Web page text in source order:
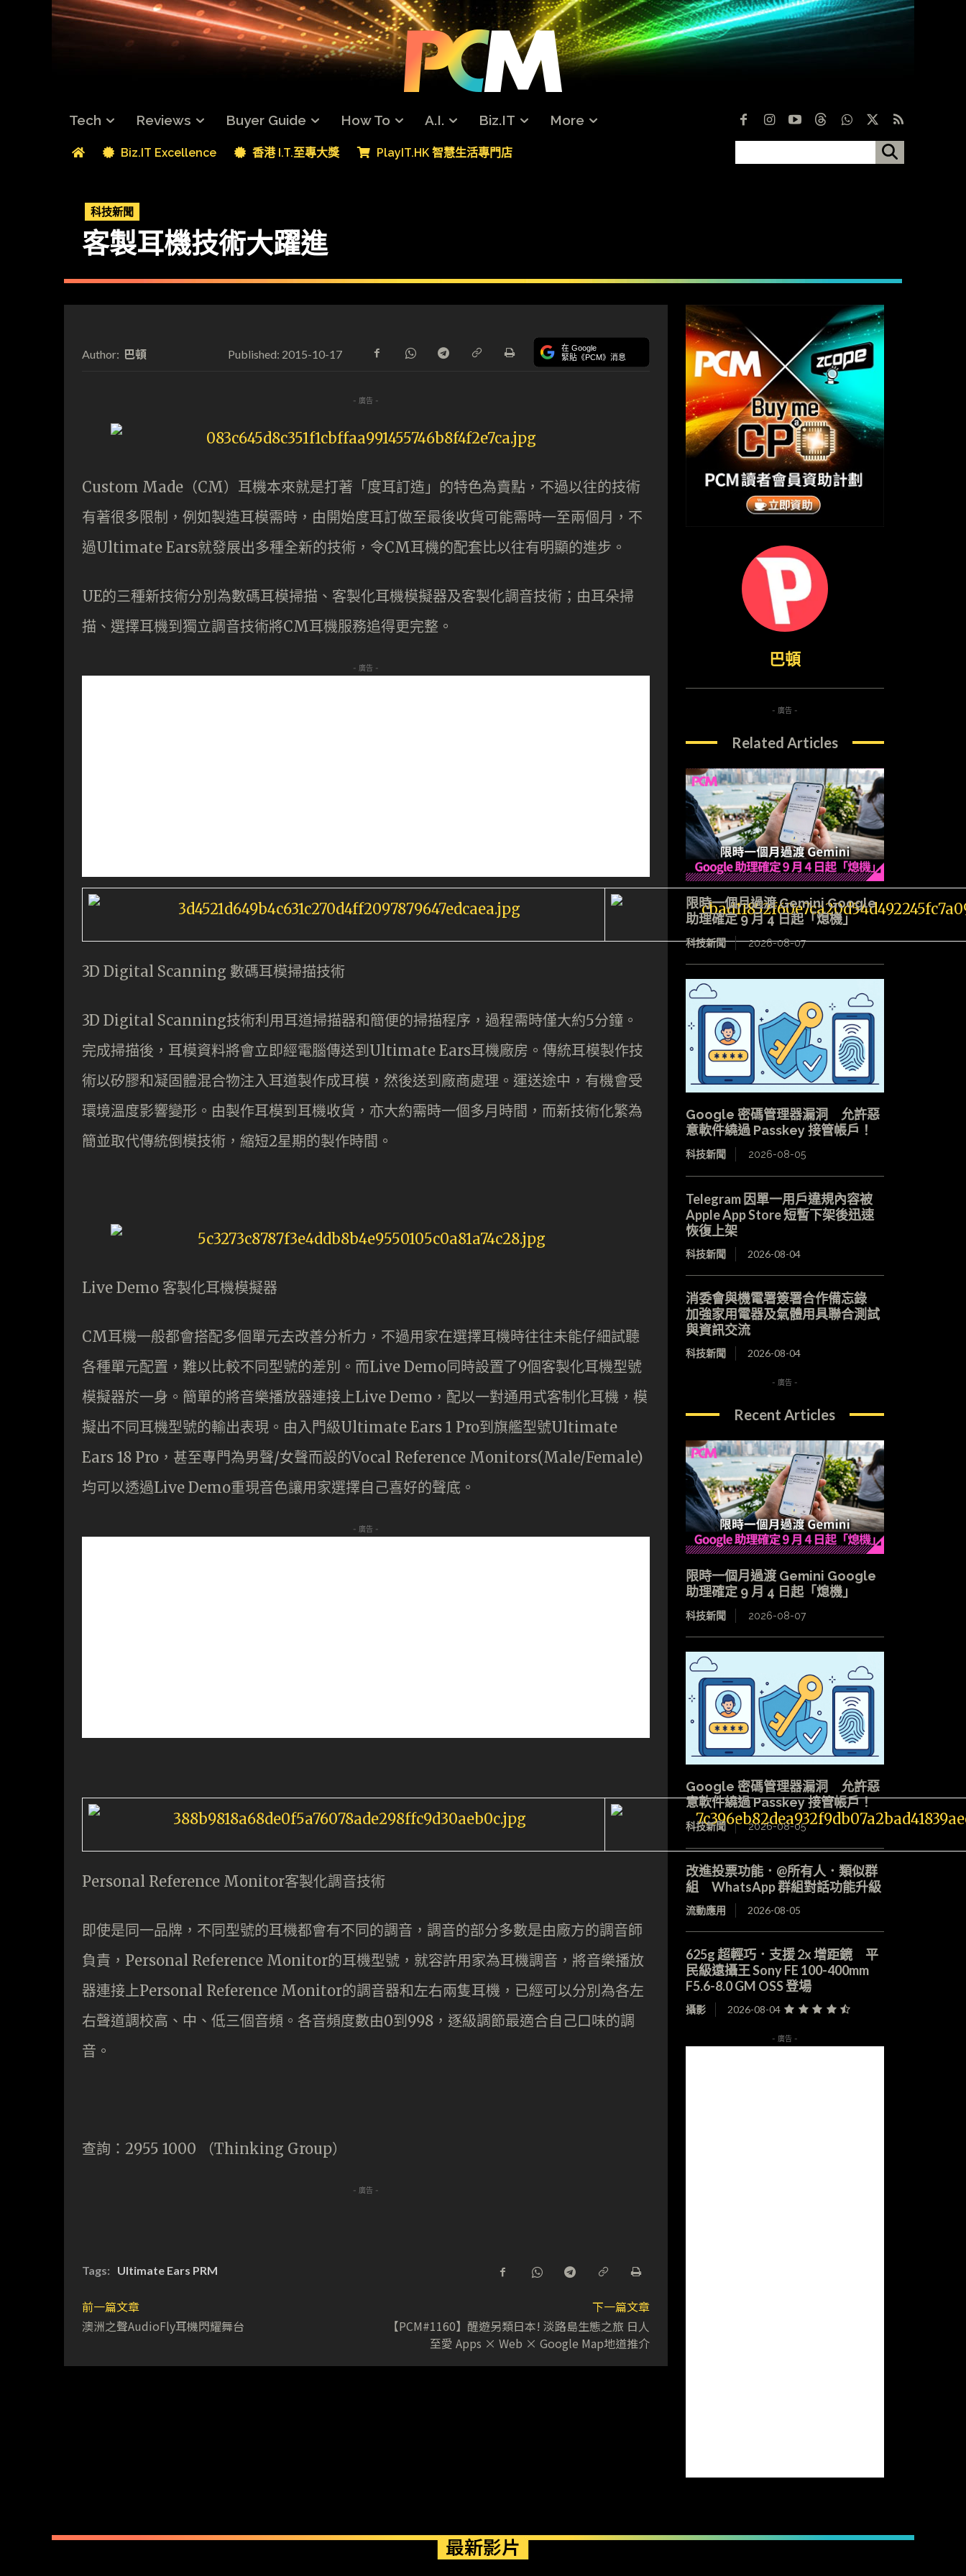
Tech Reviews Buyer Guide How To A.I. Biz.IT More
Biz.IT Excellence 香港 I.T.至專大獎 PlayIT.HK 智慧生活專門店
科技新聞
客製耳機技術大躍進
Author: 巴頓 Published: 2015-10-17 在 Google
緊貼《PCM》消息
- 廣告 -
Custom Made（CM）耳機本來就是打著「度耳訂造」的特色為賣點，不過以往的技術
有著很多限制，例如製造耳模需時，由開始度耳訂做至最後收貨可能需時一至兩個月，不
過Ultimate Ears就發展出多種全新的技術，令CM耳機的配套比以往有明顯的進步。
UE的三種新技術分別為數碼耳模掃描、客製化耳機模擬器及客製化調音技術；由耳朵掃
描、選擇耳機到獨立調音技術將CM耳機服務追得更完整。
- 廣告 -
3D Digital Scanning 數碼耳模掃描技術
3D Digital Scanning技術利用耳道掃描器和簡便的掃描程序，過程需時僅大約5分鐘。
完成掃描後，耳模資料將會立即經電腦傳送到Ultimate Ears耳機廠房。傳統耳模製作技
術以矽膠和凝固體混合物注入耳道製作成耳模，然後送到廠商處理。運送途中，有機會受
環境溫度影響變形。由製作耳模到耳機收貨，亦大約需時一個多月時間，而新技術化繁為
簡並取代傳統倒模技術，縮短2星期的製作時間。
Live Demo 客製化耳機模擬器
CM耳機一般都會搭配多個單元去改善分析力，不過用家在選擇耳機時往往未能仔細試聽
各種單元配置，難以比較不同型號的差別。而Live Demo同時設置了9個客製化耳機型號
模擬器於一身。簡單的將音樂播放器連接上Live Demo，配以一對通用式客制化耳機，模
擬出不同耳機型號的輸出表現。由入門級Ultimate Ears 1 Pro到旗艦型號Ultimate
Ears 18 Pro，甚至專門為男聲/女聲而設的Vocal Reference Monitors(Male/Female)
均可以透過Live Demo重現音色讓用家選擇自己喜好的聲底。
- 廣告 -
Personal Reference Monitor客製化調音技術
即使是同一品牌，不同型號的耳機都會有不同的調音，調音的部分多數是由廠方的調音師
負責，Personal Reference Monitor的耳機型號，就容許用家為耳機調音，將音樂播放
器連接上Personal Reference Monitor的調音器和左右兩隻耳機，已經可以分別為各左
右聲道調校高、中、低三個音頻。各音頻度數由0到998，逐級調節最適合自己口味的調
音。
查詢：2955 1000 （Thinking Group）
- 廣告 -
Tags: Ultimate Ears PRM
前一篇文章
澳洲之聲AudioFly耳機閃耀舞台
下一篇文章
【PCM#1160】醒遊另類日本! 淡路島生態之旅 日人
至愛 Apps × Web × Google Map地道推介
巴頓
- 廣告 -
Related Articles
限時一個月過渡 Gemini Google
助理確定 9 月 4 日起「熄機」
科技新聞 2026-08-07
Google 密碼管理器漏洞 允許惡
意軟件繞過 Passkey 接管帳戶！
科技新聞 2026-08-05
Telegram 因單一用戶違規內容被
Apple App Store 短暫下架後迅速
恢復上架
科技新聞 2026-08-04
消委會與機電署簽署合作備忘錄
加強家用電器及氣體用具聯合測試
與資訊交流
科技新聞 2026-08-04
- 廣告 -
Recent Articles
限時一個月過渡 Gemini Google
助理確定 9 月 4 日起「熄機」
科技新聞 2026-08-07
Google 密碼管理器漏洞 允許惡
意軟件繞過 Passkey 接管帳戶！
科技新聞 2026-08-05
改進投票功能．@所有人．類似群
組 WhatsApp 群組對話功能升級
流動應用 2026-08-05
625g 超輕巧．支援 2x 增距鏡 平
民級遠攝王 Sony FE 100-400mm
F5.6-8.0 GM OSS 登場
攝影 2026-08-04
- 廣告 -
最新影片